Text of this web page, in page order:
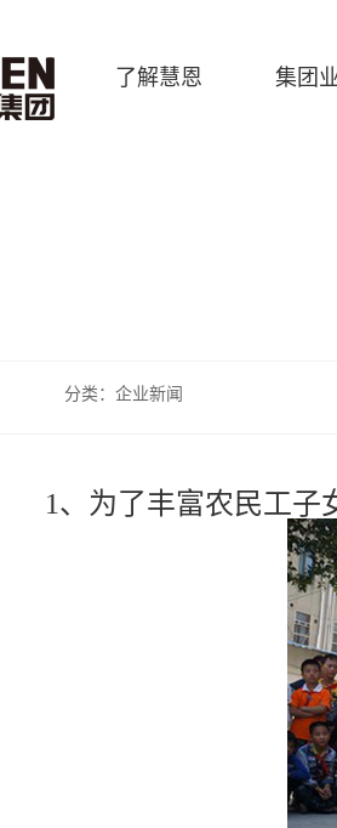
了解慧恩 集团
分类：企业新闻
1、为了丰富农民工子